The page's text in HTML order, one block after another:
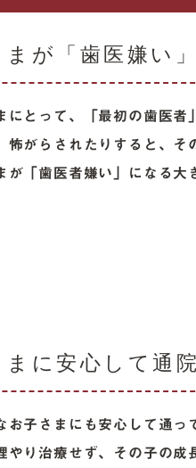
まが「歯医嫌い
にとって、「最初の歯医者
怖がらされたりすると、そ
が「歯医者嫌い」になる大
まに安心して通
お子さまにも安心して通
やり治療せず、その子の